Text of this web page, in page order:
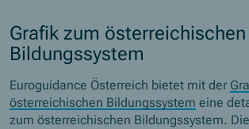
Grafik zum österreichischen
Bildungssystem
Euroguidance Österreich bietet mit der
österreichischen Bildungssystem eine
zum österreichischen Bildungssystem.